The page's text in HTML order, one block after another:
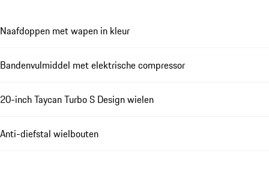
Naafdoppen met wapen in kleur
Bandenvulmiddel met elektrische compressor
20-inch Taycan Turbo S Design wielen
Anti-diefstal wielbouten